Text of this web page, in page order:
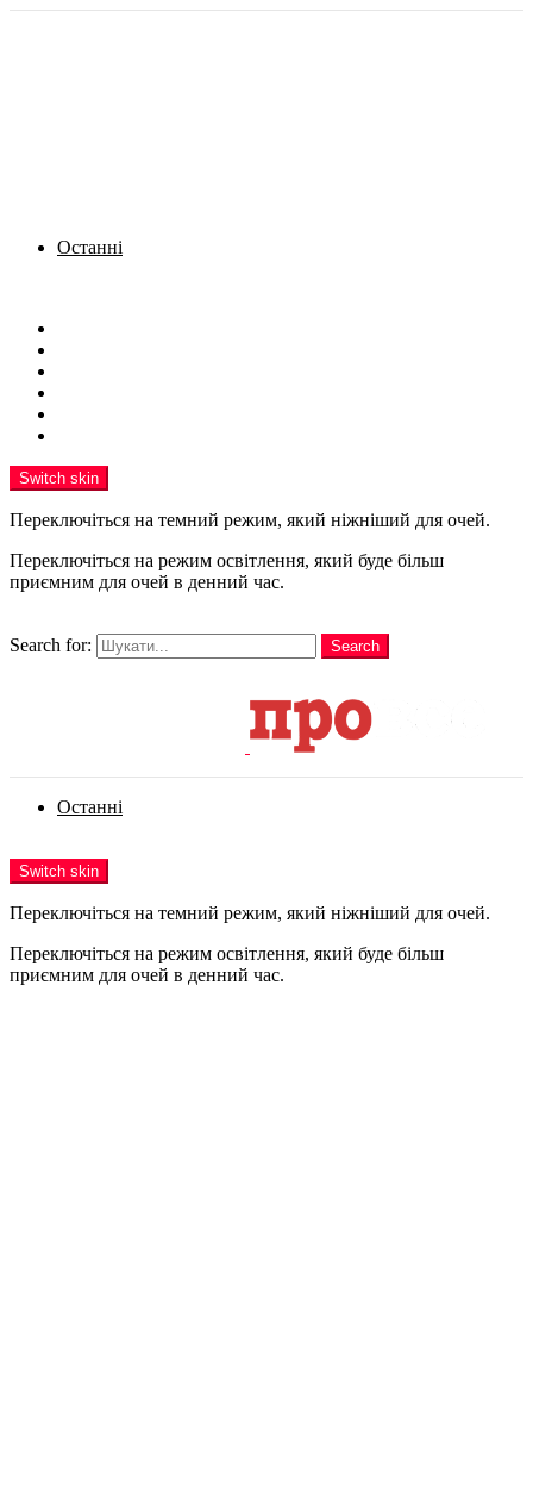
Останні
Switch skin
Переключіться на темний режим, який ніжніший для очей.
Переключіться на режим освітлення, який буде більш
приємним для очей в денний час.
Search for:
Search
Останні
Switch skin
Переключіться на темний режим, який ніжніший для очей.
Переключіться на режим освітлення, який буде більш
приємним для очей в денний час.